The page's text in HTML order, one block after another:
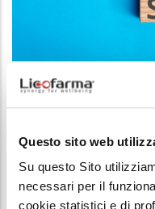
Questo sito web
Su questo Sito
necessari per il
cookie statistici e di
SALUTE E BENESSERE
Stress